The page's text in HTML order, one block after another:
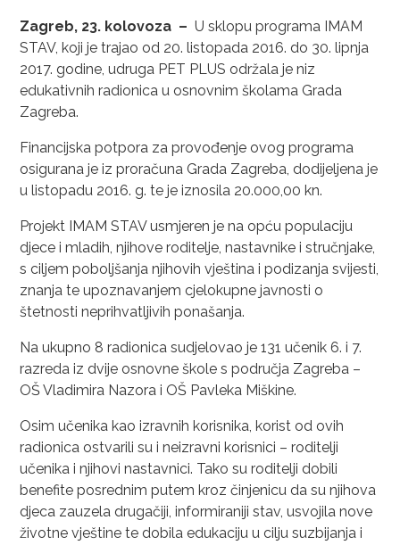
Zagreb, 23. kolovoza –U sklopu programa IMAM
STAV, koji je trajao od 20. listopada 2016. do 30. lipnja
2017. godine, udruga PET PLUS održala je niz
edukativnih radionica u osnovnim školama Grada
Zagreba.
Financijska potpora za provođenje ovog programa
osigurana je iz proračuna Grada Zagreba, dodijeljena je
u listopadu 2016. g. te je iznosila 20.000,00 kn.
Projekt IMAM STAV usmjeren je na opću populaciju
djece i mladih, njihove roditelje, nastavnike i stručnjake,
s ciljem poboljšanja njihovih vještina i podizanja svijesti,
znanja te upoznavanjem cjelokupne javnosti o
štetnosti neprihvatljivih ponašanja.
Na ukupno 8 radionica sudjelovao je 131 učenik 6. i 7.
razreda iz dvije osnovne škole s područja Zagreba –
OŠ Vladimira Nazora i OŠ Pavleka Miškine.
Osim učenika kao izravnih korisnika, korist od ovih
radionica ostvarili su i neizravni korisnici – roditelji
učenika i njihovi nastavnici. Tako su roditelji dobili
benefite posrednim putem kroz činjenicu da su njihova
djeca zauzela drugačiji, informiraniji stav, usvojila nove
životne vještine te dobila edukaciju u cilju suzbijanja i